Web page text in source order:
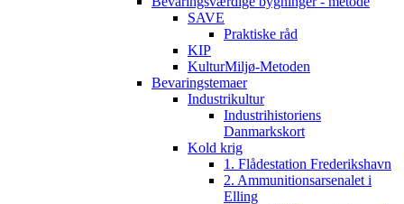
SAVE
Praktiske råd
KIP
KulturMiljø-Metoden
Bevaringstemaer
Industrikultur
Industrihistoriens
Danmarkskort
Kold krig
1. Flådestation Frederikshavn
2. Ammunitionsarsenalet i
Elling